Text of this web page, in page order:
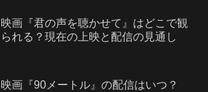
映画『君の声を聴かせて』はどこで観
られる？現在の上映と配信の見通し
映画『90メートル』の配信はいつ？